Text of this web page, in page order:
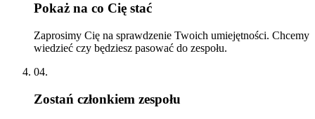
Pokaż na co Cię stać
Zaprosimy Cię na sprawdzenie Twoich umiejętności. Chcemy
wiedzieć czy będziesz pasować do zespołu.
04.
Zostań członkiem zespołu